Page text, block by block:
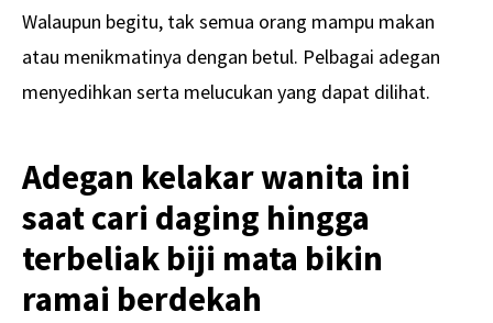
Walaupun begitu, tak semua orang mampu makan
atau menikmatinya dengan betul. Pelbagai adegan
menyedihkan serta melucukan yang dapat dilihat.
Adegan kelakar wanita ini
saat cari daging hingga
terbeliak biji mata bikin
ramai berdekah